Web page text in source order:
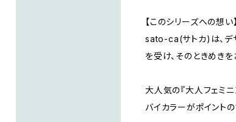
【このシリーズへの想い】
sato-ca(サトカ)は、デ
を受け、そのときめき
大人気の『大人フェミ
バイカラーがポイント